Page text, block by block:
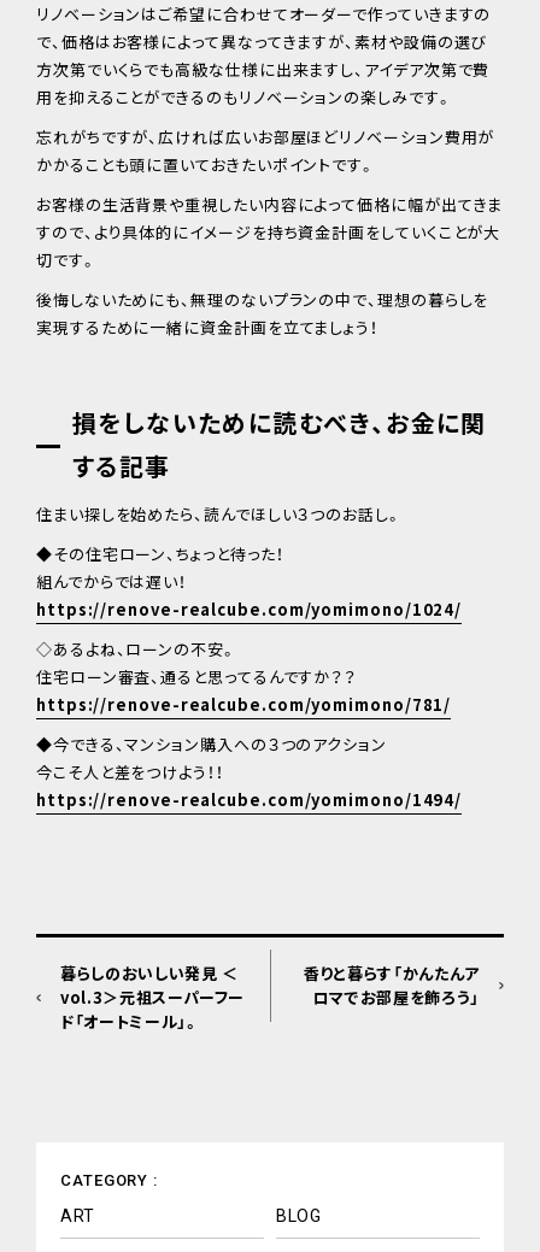
リノベーションはご希望に合わせてオーダーで作っていきますの
で、価格はお客様によって異なってきますが、素材や設備の選び
方次第でいくらでも高級な仕様に出来ますし、アイデア次第で費
用を抑えることができるのもリノベーションの楽しみです。
忘れがちですが、広ければ広いお部屋ほどリノベーション費用が
かかることも頭に置いておきたいポイントです。
お客様の生活背景や重視したい内容によって価格に幅が出てきま
すので、より具体的にイメージを持ち資金計画をしていくことが大
切です。
後悔しないためにも、無理のないプランの中で、理想の暮らしを
実現するために一緒に資金計画を立てましょう！
損をしないために読むべき、お金に関
する記事
住まい探しを始めたら、読んでほしい３つのお話し。
◆その住宅ローン、ちょっと待った！
組んでからでは遅い！
https://renove-realcube.com/yomimono/1024/
◇あるよね、ローンの不安。
住宅ローン審査、通ると思ってるんですか？？
https://renove-realcube.com/yomimono/781/
◆今できる、マンション購入への３つのアクション
今こそ人と差をつけよう！！
https://renove-realcube.com/yomimono/1494/
暮らしのおいしい発見 ＜
vol.3＞元祖スーパーフー
ド「オートミール」。
香りと暮らす「かんたんア
ロマでお部屋を飾ろう」
CATEGORY :
ART BLOG